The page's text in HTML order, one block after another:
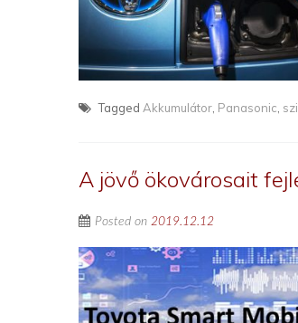
Tagged Akkumulátor, Panasonic,
A jövő ökovárosait
Posted on 2019.12.12